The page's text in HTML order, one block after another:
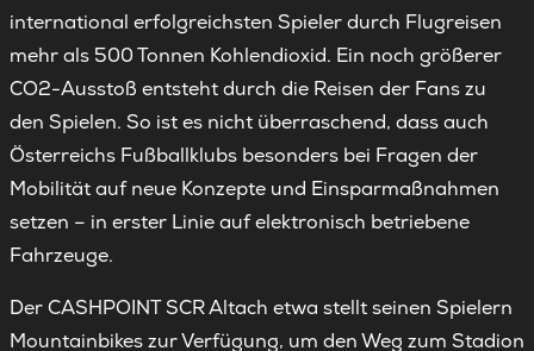
international erfolgreichsten Spieler durch Flugreisen
mehr als 500 Tonnen Kohlendioxid. Ein noch größerer
CO2-Ausstoß entsteht durch die Reisen der Fans zu
den Spielen. So ist es nicht überraschend, dass auch
Österreichs Fußballklubs besonders bei Fragen der
Mobilität auf neue Konzepte und Einsparmaßnahmen
setzen – in erster Linie auf elektronisch betriebene
Fahrzeuge.
Der CASHPOINT SCR Altach etwa stellt seinen Spielern
Mountainbikes zur Verfügung, um den Weg zum Stadion